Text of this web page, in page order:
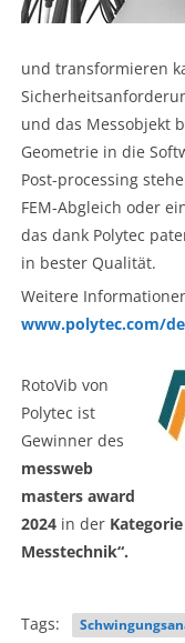
und transformieren
und das Messobjekt
Geometrie in die
Post-processing
FEM-Abgleich oder
das dank Polytec
in bester Qualität.
Weitere
www.polytec.com/
RotoVib von
Polytec ist
Gewinner des
messweb
masters award
2024in der
Messtechnik“.
Tags: